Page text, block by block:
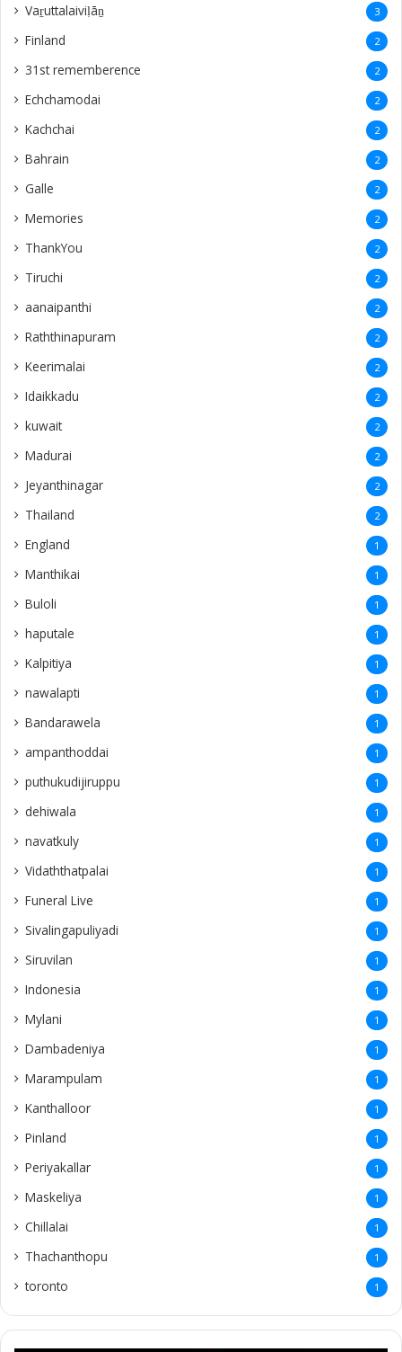
Vaṟuttalaiviḷāṉ 3
Finland 2
31st rememberence 2
Echchamodai 2
Kachchai 2
Bahrain 2
Galle 2
Memories 2
ThankYou 2
Tiruchi 2
aanaipanthi 2
Raththinapuram 2
Keerimalai 2
Idaikkadu 2
kuwait 2
Madurai 2
Jeyanthinagar 2
Thailand 2
England 1
Manthikai 1
Buloli 1
haputale 1
Kalpitiya 1
nawalapti 1
Bandarawela 1
ampanthoddai 1
puthukudijiruppu 1
dehiwala 1
navatkuly 1
Vidaththatpalai 1
Funeral Live 1
Sivalingapuliyadi 1
Siruvilan 1
Indonesia 1
Mylani 1
Dambadeniya 1
Marampulam 1
Kanthalloor 1
Pinland 1
Periyakallar 1
Maskeliya 1
Chillalai 1
Thachanthopu 1
toronto 1